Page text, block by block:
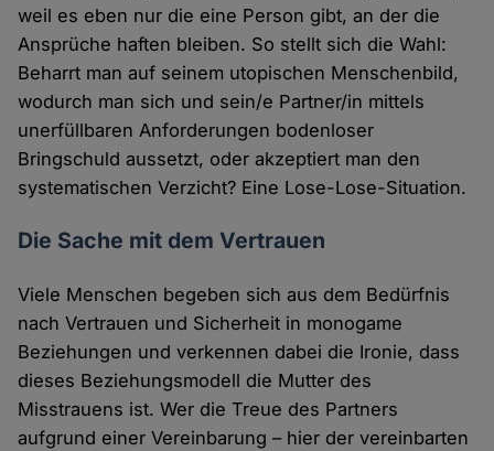
weil es eben nur die eine Person gibt, an der die
Ansprüche haften bleiben. So stellt sich die Wahl:
Beharrt man auf seinem utopischen Menschenbild,
wodurch man sich und sein/e Partner/in mittels
unerfüllbaren Anforderungen bodenloser
Bringschuld aussetzt, oder akzeptiert man den
systematischen Verzicht? Eine Lose-Lose-Situation.
Die Sache mit dem Vertrauen
Viele Menschen begeben sich aus dem Bedürfnis
nach Vertrauen und Sicherheit in monogame
Beziehungen und verkennen dabei die Ironie, dass
dieses Beziehungsmodell die Mutter des
Misstrauens ist. Wer die Treue des Partners
aufgrund einer Vereinbarung – hier der vereinbarten